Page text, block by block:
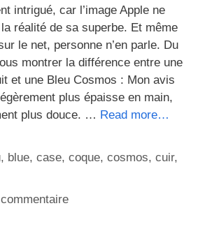
intrigué, car l’image Apple ne
réalité de sa superbe. Et même
le net, personne n’en parle. Du
montrer la différence entre une
et une Bleu Cosmos : Mon avis
plus épaisse en main,
plus douce. … Read more…
, blue,case,coque,cosmos,cuir,